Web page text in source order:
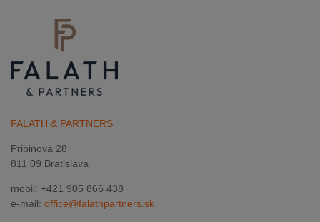
FALATH & PARTNERS
Pribinova 28
811 09 Bratislava
mobil: +421 905 866 438
e-mail: office@falathpartners.sk